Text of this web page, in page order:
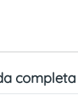
completa